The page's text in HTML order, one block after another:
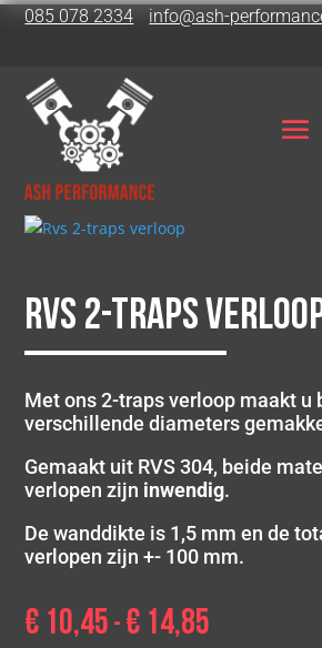
085 078 2334 info@ash-
Rvs 2-traps
Met ons 2-traps verloop maakt u
verschillende diameters
Gemaakt uit RVS 304, beide
verlopen zijn inwendig.
De wanddikte is 1,5 mm en de
verlopen zijn +- 100 mm.
€ 10,45 - € 14,85